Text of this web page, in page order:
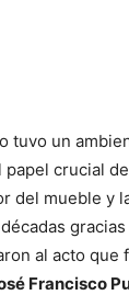
tuvo un
crucial
del mueble y
gracias
al acto que
Francisco